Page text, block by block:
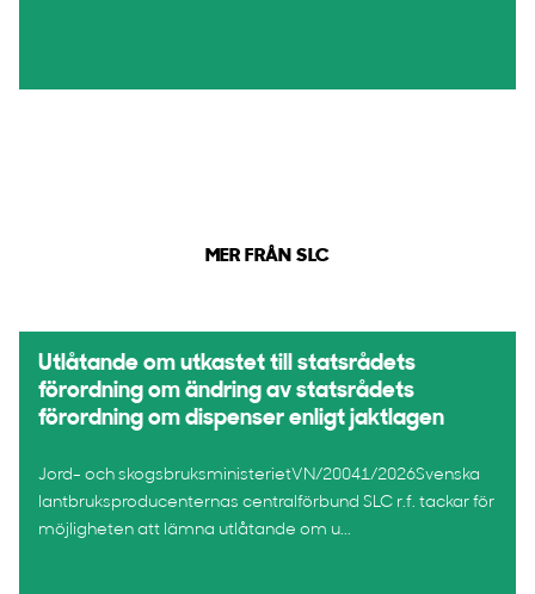
MER FRÅN SLC
Utlåtande om utkastet till statsrådets
förordning om ändring av statsrådets
förordning om dispenser enligt jaktlagen
Jord- och skogsbruksministerietVN/20041/2026Svenska
lantbruksproducenternas centralförbund SLC r.f. tackar för
möjligheten att lämna utlåtande om u...